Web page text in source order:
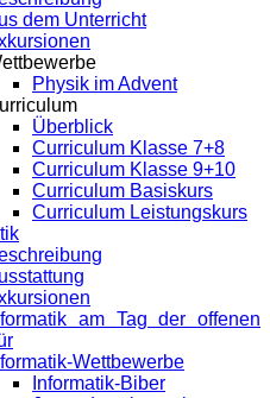
dem Unterricht
Physik im Advent
Überblick
Curriculum Klasse 7+8
Curriculum Klasse 9+10
Curriculum Basiskurs
Curriculum Leistungskurs
am Tag der offenen
Wettbewerbe
Informatik-Biber